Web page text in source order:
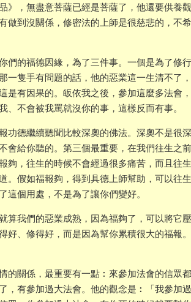
》，無盡意菩薩已經是菩薩了，他還要供養
到沒關係，修密法的上師是很慈悲的，不
們的福德因緣，為了三件事。一個是為了修
一隻手有問題的話，他的惡業這一生清不了
是有因果的。皈依我之後，參加這麼多法會
不會被我罵就沒你的事，這樣反而有事。
功德繼續聽聞比較深奧的佛法。深奧不是很
會給你聽的。第三個最重要，在我們往生之
夠，往生的時候不會經過很多痛苦，而且往
假如福報夠，得到具德上師幫助，可以往
個用處，不是為了讓你們變好。
算我們的惡業成熟，因為福夠了，可以將它
好、修得好，而是因為幫你累積很大的福報
的關係，最重要有一點︰來參加法會的信眾
，有參加過大法會。他的觀念是︰「我參加